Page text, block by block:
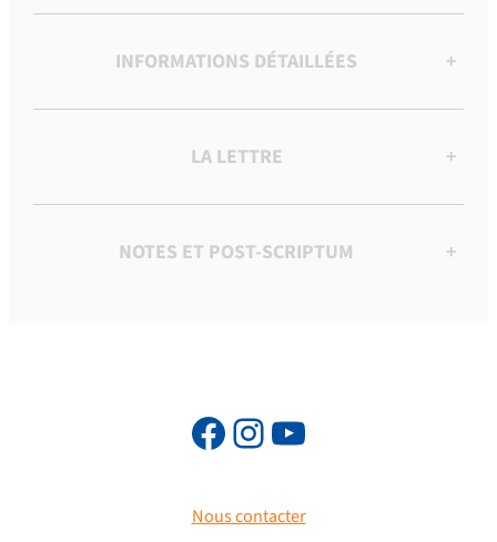
INFORMATIONS DÉTAILLÉES +
LA LETTRE +
NOTES ET POST-SCRIPTUM +
Nous contacter